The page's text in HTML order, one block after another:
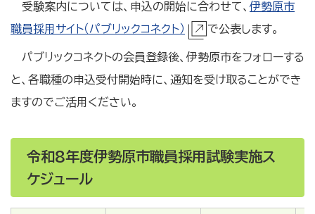
受験案内については、申込の開始に合わせて、 伊勢原市
職員採用サイト（パブリックコネクト）
で公表します。
パブリックコネクトの会員登録後、伊勢原市をフォローする
と、各職種の申込受付開始時に、通知を受け取ることができ
ますのでご活用ください。
令和8年度伊勢原市職員採用試験実施ス
ケジュール